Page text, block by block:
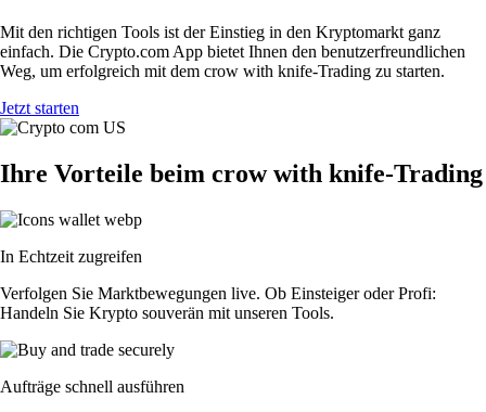
Mit den richtigen Tools ist der Einstieg in den Kryptomarkt ganz
einfach. Die Crypto.com App bietet Ihnen den benutzerfreundlichen
Weg, um erfolgreich mit dem crow with knife-Trading zu starten.
Jetzt starten
Ihre Vorteile beim crow with knife-Trading
In Echtzeit zugreifen
Verfolgen Sie Marktbewegungen live. Ob Einsteiger oder Profi:
Handeln Sie Krypto souverän mit unseren Tools.
Aufträge schnell ausführen